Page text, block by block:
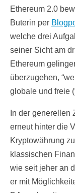
Ethereum 2.0
Buterin per
welche drei
seiner Sicht am
Ethereum
überzugehen,
globale und freie
In der generellen
erneut hinter die
Kryptowährung
klassischen
wie seit jeher an
er mit